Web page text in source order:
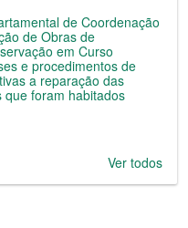
de Coordenação
de Obras de
em Curso
e procedimentos de
a reparação das
foram habitados
Ver todos